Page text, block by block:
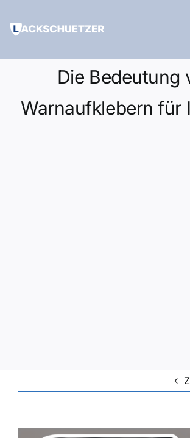
Inhalt
Die Bedeutung
Warnaufklebern für
Zeige